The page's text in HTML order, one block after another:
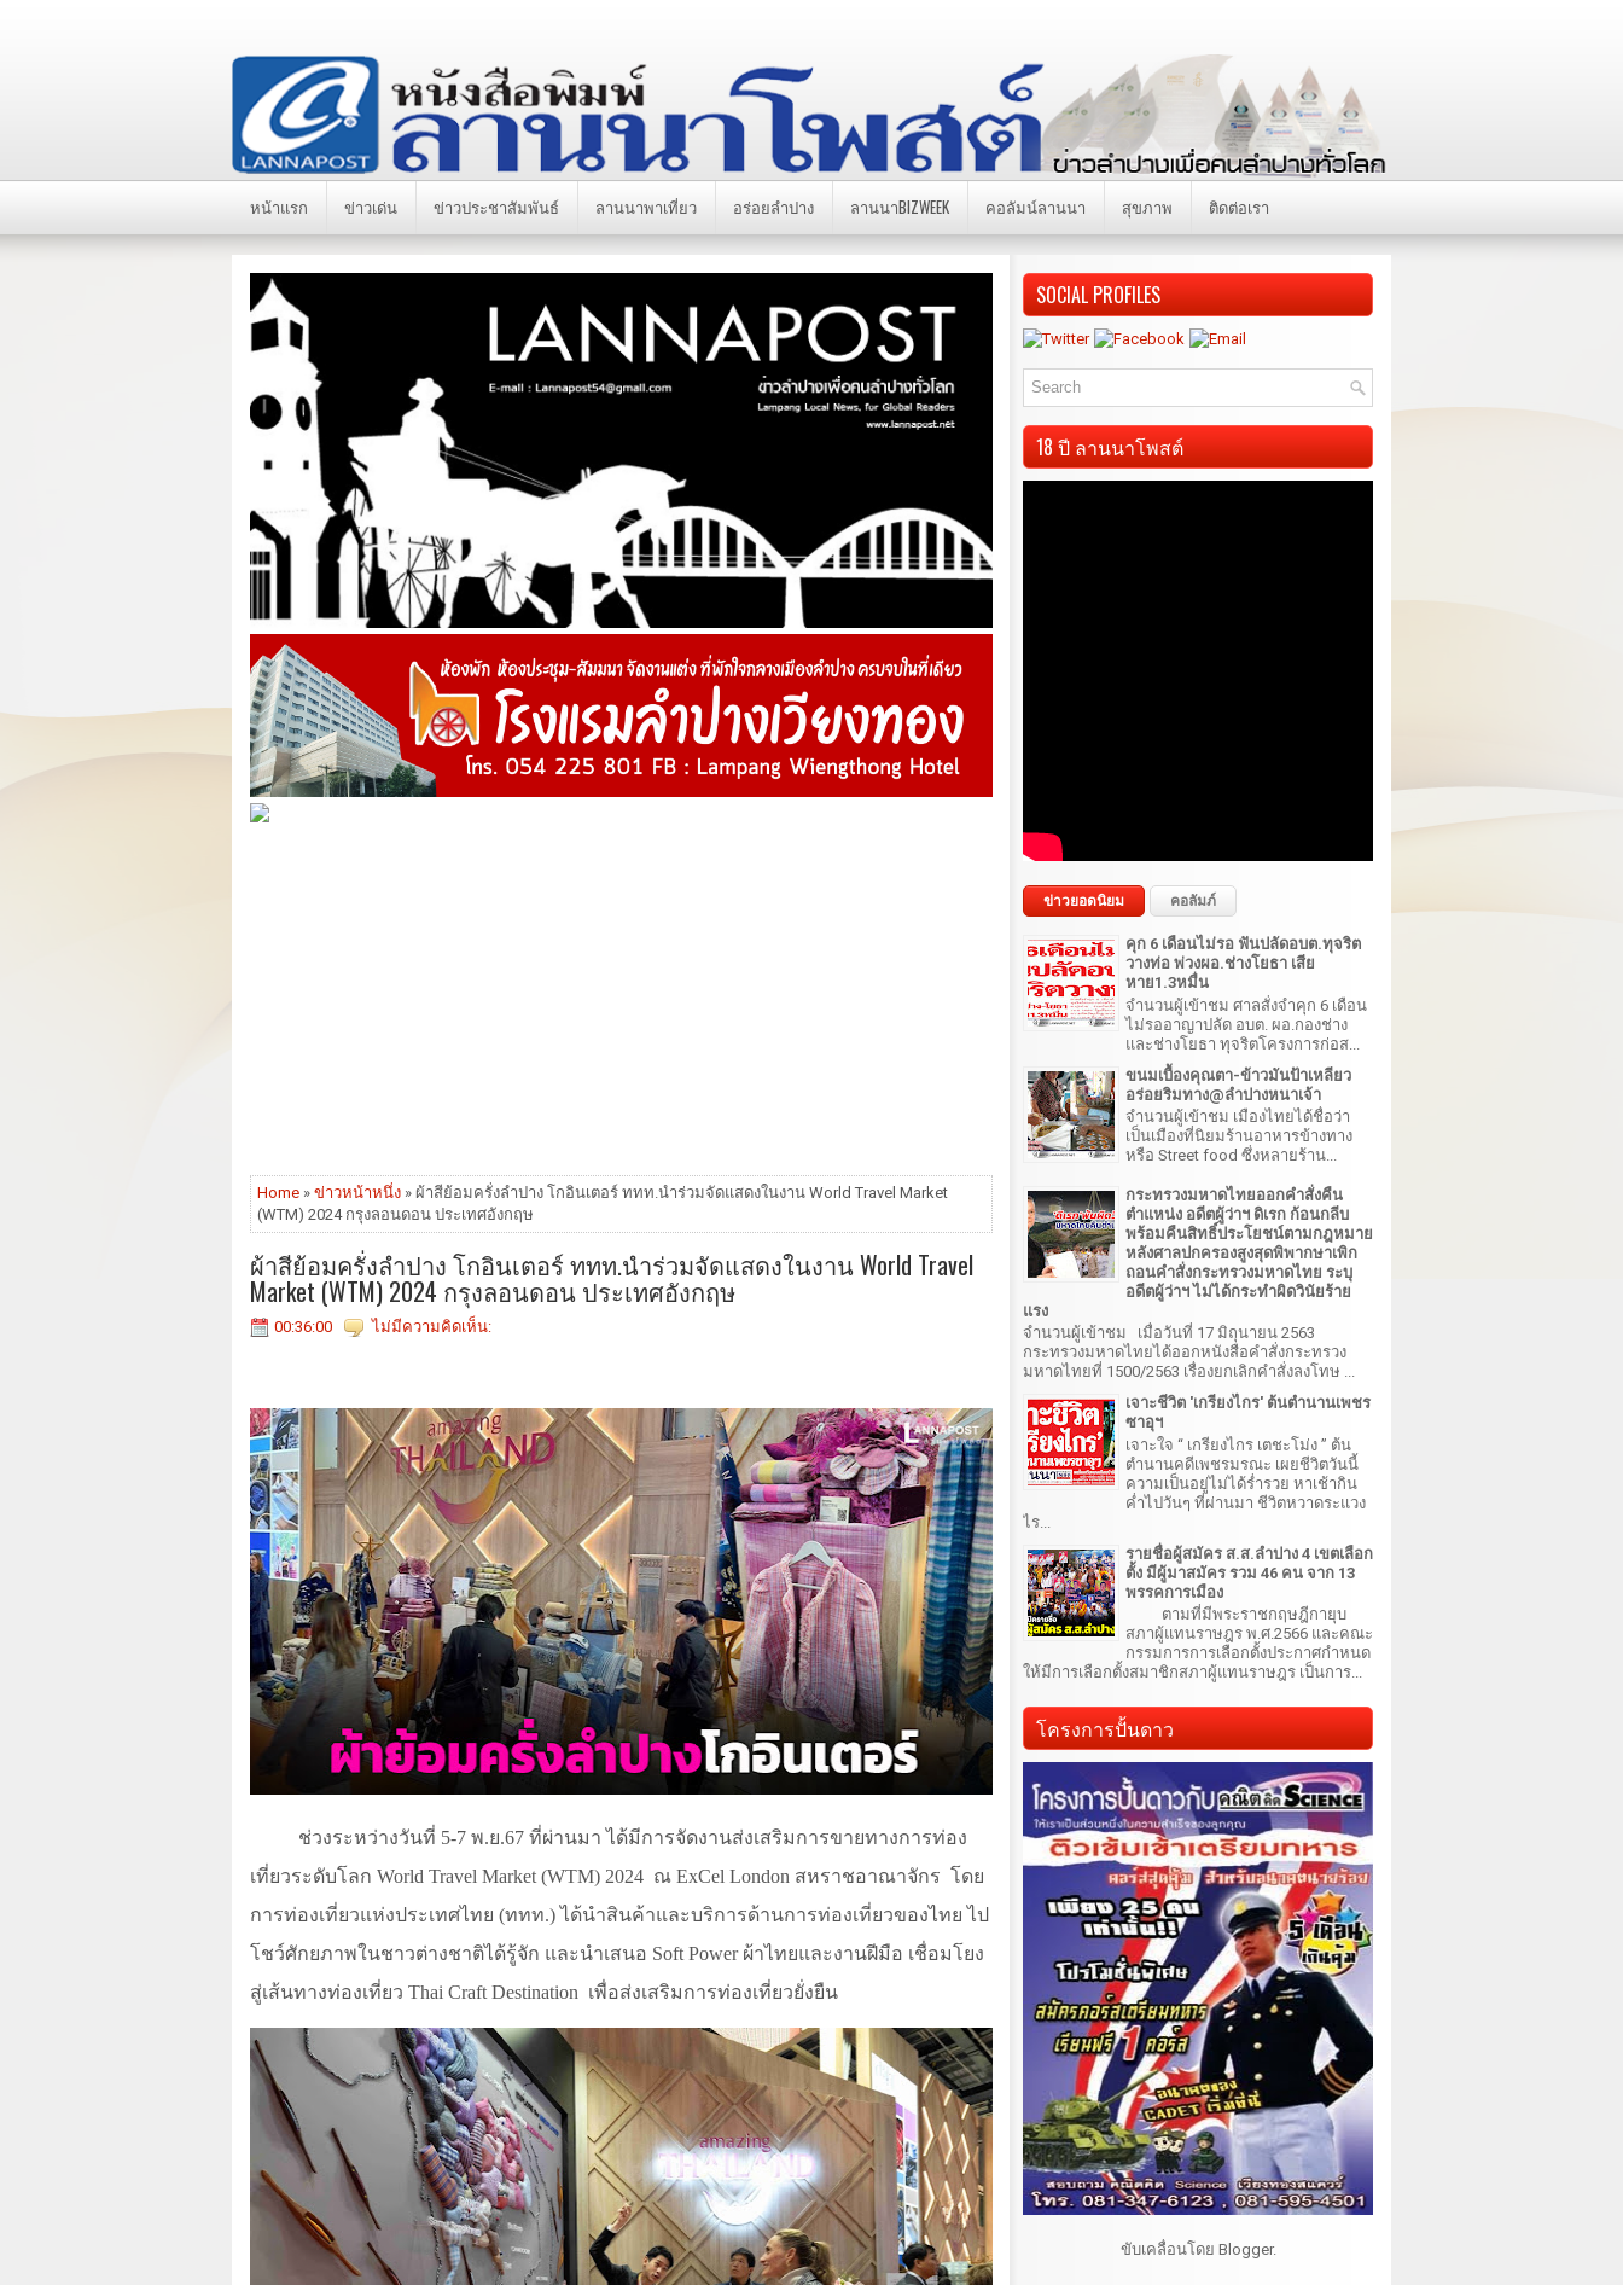
หน้าแรก ข่าวเด่น ข่าวประชาสัมพันธ์ ลานนาพาเที่ยว อร่อยลำปาง ลานนาBIZWEEK คอลัมน์ลานนา สุขภาพ ติดต่อเรา
Home » ข่าวหน้าหนึ่ง » ผ้าสีย้อมครั่งลำปาง โกอินเตอร์ ททท.นำร่วมจัดแสดงในงาน World Travel Market
(WTM) 2024 กรุงลอนดอน ประเทศอังกฤษ
ผ้าสีย้อมครั่งลำปาง โกอินเตอร์ ททท.นำร่วมจัดแสดงในงาน World Travel
Market (WTM) 2024 กรุงลอนดอน ประเทศอังกฤษ
00:36:00 ไม่มีความคิดเห็น:
ช่วงระหว่างวันที่ 5-7 พ.ย.67 ที่ผ่านมา ได้มีการจัดงานส่งเสริมการขายทางการท่อง
เที่ยวระดับโลก World Travel Market (WTM) 2024 ณ ExCel London สหราชอาณาจักร โดย
การท่องเที่ยวแห่งประเทศไทย (ททท.) ได้นำสินค้าและบริการด้านการท่องเที่ยวของไทย ไป
โชว์ศักยภาพในชาวต่างชาติได้รู้จัก และนำเสนอ Soft Power ผ้าไทยและงานฝีมือ เชื่อมโยง
สู่เส้นทางท่องเที่ยว Thai Craft Destination เพื่อส่งเสริมการท่องเที่ยวยั่งยืน
SOCIAL PROFILES
18 ปี ลานนาโพสต์
ข่าวยอดนิยม คอลัมภ์
คุก 6 เดือนไม่รอ ฟันปลัดอบต.ทุจริต
วางท่อ พ่วงผอ.ช่างโยธา เสีย
หาย1.3หมื่น
จำนวนผู้เข้าชม ศาลสั่งจำคุก 6 เดือน
ไม่รออาญาปลัด อบต. ผอ.กองช่าง
และช่างโยธา ทุจริตโครงการก่อส...
ขนมเบื้องคุณตา-ข้าวมันป้าเหลียว
อร่อยริมทาง@ลำปางหนาเจ้า
จำนวนผู้เข้าชม เมืองไทยได้ชื่อว่า
เป็นเมืองที่นิยมร้านอาหารข้างทาง
หรือ Street food ซึ่งหลายร้าน...
กระทรวงมหาดไทยออกคำสั่งคืน
ตำแหน่ง อดีตผู้ว่าฯ ดิเรก ก้อนกลีบ
พร้อมคืนสิทธิ์ประโยชน์ตามกฎหมาย
หลังศาลปกครองสูงสุดพิพากษาเพิก
ถอนคำสั่งกระทรวงมหาดไทย ระบุ
อดีตผู้ว่าฯ ไม่ได้กระทำผิดวินัยร้าย
แรง
จำนวนผู้เข้าชม เมื่อวันที่ 17 มิถุนายน 2563
กระทรวงมหาดไทยได้ออกหนังสือคำสั่งกระทรวง
มหาดไทยที่ 1500/2563 เรื่องยกเลิกคำสั่งลงโทษ ...
เจาะชีวิต 'เกรียงไกร' ต้นตำนานเพชร
ซาอุฯ
เจาะใจ “ เกรียงไกร เตชะโม่ง ” ต้น
ตำนานคดีเพชรมรณะ เผยชีวิตวันนี้
ความเป็นอยู่ไม่ได้ร่ำรวย หาเช้ากิน
ค่ำไปวันๆ ที่ผ่านมา ชีวิตหวาดระแวง
ไร...
รายชื่อผู้สมัคร ส.ส.ลำปาง 4 เขตเลือก
ตั้ง มีผู้มาสมัคร รวม 46 คน จาก 13
พรรคการเมือง
ตามที่มีพระราชกฤษฎีกายุบ
สภาผู้แทนราษฎร พ.ศ.2566 และคณะ
กรรมการการเลือกตั้งประกาศกำหนด
ให้มีการเลือกตั้งสมาชิกสภาผู้แทนราษฎร เป็นการ...
โครงการปั้นดาว
ขับเคลื่อนโดย Blogger.